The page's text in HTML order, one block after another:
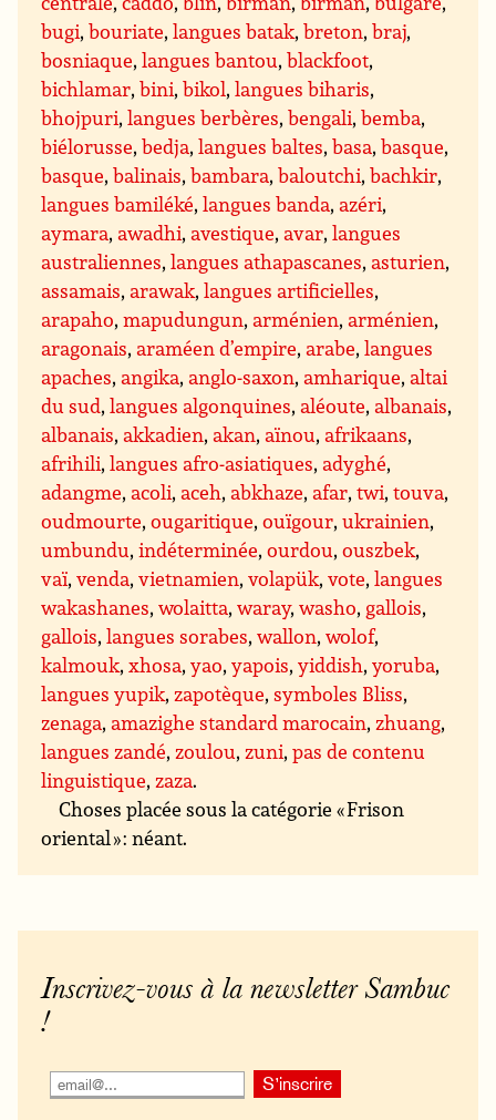
bugi,bouriate,langues batak,breton,braj,
bosniaque,langues bantou,blackfoot,
bichlamar,bini,bikol,langues biharis,
bhojpuri,langues berbères,bengali,bemba,
biélorusse,bedja,langues baltes,basa,basque,
basque,balinais,bambara,baloutchi,bachkir,
langues bamiléké,langues banda,azéri,
aymara,awadhi,avestique,avar,langues
australiennes,langues athapascanes,asturien,
assamais,arawak,langues artificielles,
arapaho,mapudungun,arménien,arménien,
aragonais,araméen d’empire,arabe,langues
apaches,angika,anglo-saxon,amharique,altai
du sud,langues algonquines,aléoute,albanais,
albanais,akkadien,akan,aïnou,afrikaans,
afrihili,langues afro-asiatiques,adyghé,
adangme,acoli,aceh,abkhaze,afar,twi,touva,
oudmourte,ougaritique,ouïgour,ukrainien,
umbundu,indéterminée,ourdou,ouszbek,
vaï,venda,vietnamien,volapük,vote,langues
wakashanes,wolaitta,waray,washo, gallois,
gallois,langues sorabes,wallon,wolof,
kalmouk,xhosa,yao,yapois,yiddish,yoruba,
langues yupik,zapotèque,symboles Bliss,
zenaga,amazighe standard marocain,zhuang,
langues zandé,zoulou,zuni,pas de contenu
linguistique,zaza.
Choses placée sous la catégorie « Frison
oriental » : néant.
Inscrivez-vous à la newsletter Sambuc
!